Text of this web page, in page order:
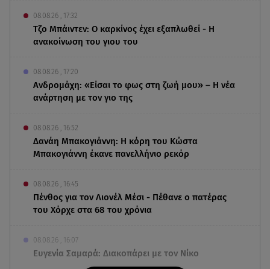
08.08.26 , 17:32
Τζο Μπάιντεν: Ο καρκίνος έχει εξαπλωθεί - Η
ανακοίνωση του γιου του
08.08.26 , 17:20
Ανδρομάχη: «Είσαι το φως στη ζωή μου» – Η νέα
ανάρτηση με τον γιο της
08.08.26 , 16:52
Δανάη Μπακογιάννη: Η κόρη του Κώστα
Μπακογιάννη έκανε πανελλήνιο ρεκόρ
08.08.26 , 16:45
Πένθος για τον Λιονέλ Μέσι - Πέθανε ο πατέρας
του Χόρχε στα 68 του χρόνια
08.08.26 , 16:07
Ευγενία Σαμαρά: Διακοπάρει με τον Νίκο
Μουτσινά - Πού βρίσκονται;